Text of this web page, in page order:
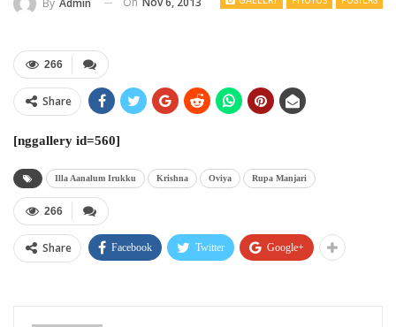
266
Share
[nggallery id=560]
Illa Aanalum Irukku Krishna Oviya Rupa Manjari
266
Share Facebook Twitter Google+